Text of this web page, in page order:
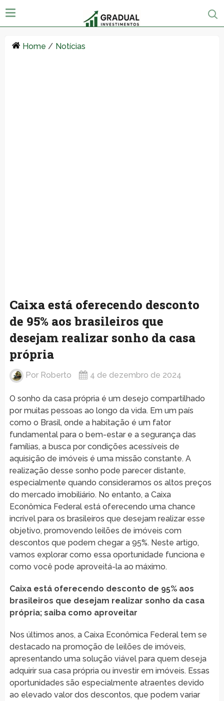
Home / Notícias
Caixa está oferecendo desconto
de 95% aos brasileiros que
desejam realizar sonho da casa
própria
Por Roberto 4 de dezembro de 2024
O sonho da casa própria é um desejo compartilhado
por muitas pessoas ao longo da vida. Em um país
como o Brasil, onde a habitação é um fator
fundamental para o bem-estar e a segurança das
famílias, a busca por condições acessíveis de
aquisição de imóveis é uma missão constante. A
realização desse sonho pode parecer distante,
especialmente quando consideramos os altos preços
do mercado imobiliário. No entanto, a Caixa
Econômica Federal está oferecendo uma chance
incrível para os brasileiros que desejam realizar esse
objetivo, promovendo leilões de imóveis com
descontos que podem chegar a 95%. Neste artigo,
vamos explorar como essa oportunidade funciona e
como você pode aproveitá-la ao máximo.
Caixa está oferecendo desconto de 95% aos
brasileiros que desejam realizar sonho da casa
própria; saiba como aproveitar
Nos últimos anos, a Caixa Econômica Federal tem se
destacado na promoção de leilões de imóveis,
apresentando uma solução viável para quem deseja
adquirir sua casa própria ou investir em imóveis. Essas
oportunidades são especialmente atraentes devido
ao elevado valor dos descontos, que podem variar